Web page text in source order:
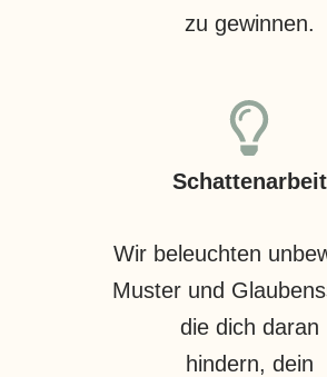
zu gewinnen.
Schattenarbeit
Wir beleuchten
Muster und
die dich daran
hindern, dein